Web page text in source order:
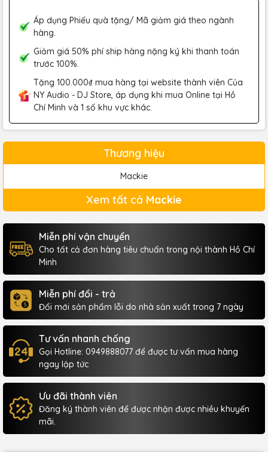
Áp dụng Phiếu quà tặng/ Mã giảm giá theo ngành
hàng.
Giảm giá 50% phí ship hàng nặng ký khi thanh toán
trước 100%.
Tặng 100.000₫ mua hàng tại website thành viên Của
NY Audio - DJ Store, áp dụng khi mua Online tại Hồ
Chí Minh và 1 số khu vực khác.
Thương hiệu
Mackie
Xem tất cả Mackie
Miễn phí vận chuyển
Cho tất cả đơn hàng tiêu chuẩn trong nội thành Hồ Chí
Minh
Miễn phí đổi - trả
Đổi mới sản phẩm lỗi do nhà sản xuất trong 7 ngày
Tư vấn nhanh chống
Gọi Hotline: 0949888077 để được tư vấn mua hàng
ngay lập tức
Ưu đãi thành viên
Đăng ký thành viên để được nhận được nhiều khuyến
mãi.